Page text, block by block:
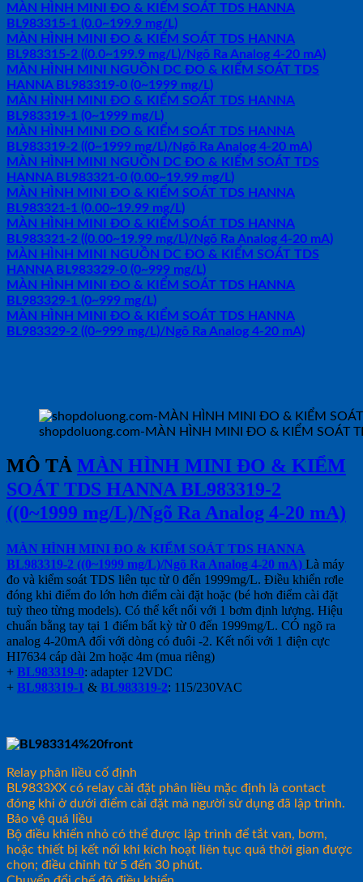
MÀN HÌNH MINI ĐO & KIỂM SOÁT TDS HANNA
BL983315-1 (0.0~199.9 mg/L)
MÀN HÌNH MINI ĐO & KIỂM SOÁT TDS HANNA
BL983315-2 ((0.0~199.9 mg/L)/Ngõ Ra Analog 4-20 mA)
MÀN HÌNH MINI NGUỒN DC ĐO & KIỂM SOÁT TDS
HANNA BL983319-0 (0~1999 mg/L)
MÀN HÌNH MINI ĐO & KIỂM SOÁT TDS HANNA
BL983319-1 (0~1999 mg/L)
MÀN HÌNH MINI ĐO & KIỂM SOÁT TDS HANNA
BL983319-2 ((0~1999 mg/L)/Ngõ Ra Analog 4-20 mA)
MÀN HÌNH MINI NGUỒN DC ĐO & KIỂM SOÁT TDS
HANNA BL983321-0 (0.00~19.99 mg/L)
MÀN HÌNH MINI ĐO & KIỂM SOÁT TDS HANNA
BL983321-1 (0.00~19.99 mg/L)
MÀN HÌNH MINI ĐO & KIỂM SOÁT TDS HANNA
BL983321-2 ((0.00~19.99 mg/L)/Ngõ Ra Analog 4-20 mA)
MÀN HÌNH MINI NGUỒN DC ĐO & KIỂM SOÁT TDS
HANNA BL983329-0 (0~999 mg/L)
MÀN HÌNH MINI ĐO & KIỂM SOÁT TDS HANNA
BL983329-1 (0~999 mg/L)
MÀN HÌNH MINI ĐO & KIỂM SOÁT TDS HANNA
BL983329-2 ((0~999 mg/L)/Ngõ Ra Analog 4-20 mA)
shopdoluong.com-MÀN HÌNH MINI ĐO & KIỂM SOÁT
MÔ TẢ MÀN HÌNH MINI ĐO & KIỂM
SOÁT TDS HANNA BL983319-2
((0~1999 mg/L)/Ngõ Ra Analog 4-20 mA)
MÀN HÌNH MINI ĐO & KIỂM SOÁT TDS HANNA
BL983319-2 ((0~1999 mg/L)/Ngõ Ra Analog 4-20 mA) Là máy
đo và kiểm soát TDS liên tục từ 0 đến 1999mg/L. Điều khiển rơle
đóng khi điểm đo lớn hơn điểm cài đặt hoặc (bé hơn điểm cài đặt
tuỳ theo từng models). Có thể kết nối với 1 bơm định lượng. Hiệu
chuẩn bằng tay tại 1 điểm bất kỳ từ 0 đến 1999mg/L. CÓ ngõ ra
analog 4-20mA đối với dòng có đuôi -2. Kết nối với 1 điện cực
HI7634 cáp dài 2m hoặc 4m (mua riêng)
+ BL983319-0: adapter 12VDC
+ BL983319-1 & BL983319-2: 115/230VAC
Relay phân liều cố định
BL9833XX có relay cài đặt phân liều mặc định là contact
đóng khi ở dưới điểm cài đặt mà người sử dụng đã lập trình.
Bảo vệ quá liều
Bộ điều khiển nhỏ có thể được lập trình để tắt van, bơm,
hoặc thiết bị kết nối khi kích hoạt liên tục quá thời gian được
chọn; điều chỉnh từ 5 đến 30 phút.